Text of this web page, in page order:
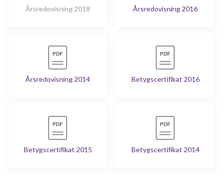
Årsredovisning 2018 Årsredovisning 2016
Årsredovisning 2014 Betygscertifikat 2016
Betygscertifikat 2015 Betygscertifikat 2014